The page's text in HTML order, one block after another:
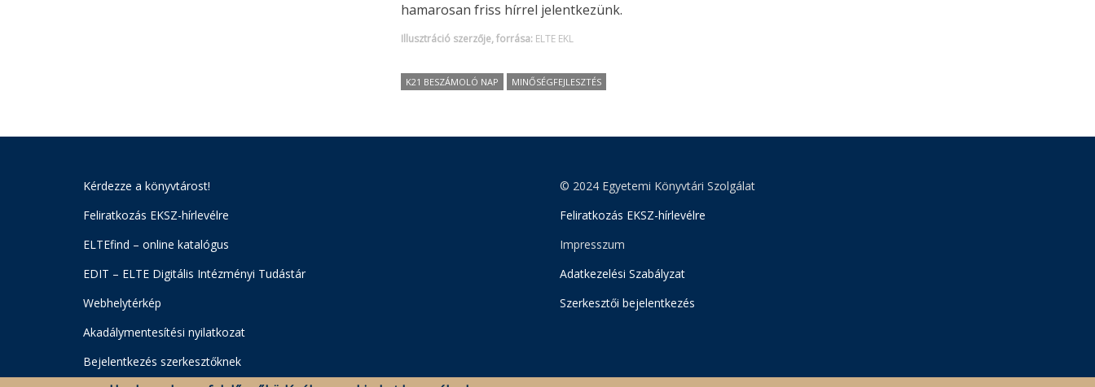
hamarosan friss hírrel jelentkezünk.
Illusztráció szerzője, forrása: ELTE EKL
K21 BESZÁMOLÓ NAP MINŐSÉGFEJLESZTÉS
Kérdezze a könyvtárost!
Feliratkozás EKSZ-hírlevélre
ELTEfind – online katalógus
EDIT – ELTE Digitális Intézményi Tudástár
Webhelytérkép
Akadálymentesítési nyilatkozat
Bejelentkezés szerkesztőknek
© 2024 Egyetemi Könyvtári Szolgálat
Feliratkozás EKSZ-hírlevélre
Impresszum
Adatkezelési Szabályzat
Szerkesztői bejelentkezés